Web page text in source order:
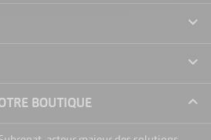


BOUTIQUE 